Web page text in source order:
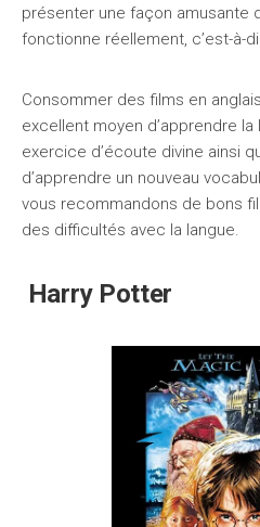
présenter une façon amusante
fonctionne réellement, c’est-à-
Consommer des films en
excellent moyen d’apprendre la
exercice d’écoute divine ainsi
d’apprendre un nouveau
vous recommandons de bons
des difficultés avec la langue.
Harry Potter